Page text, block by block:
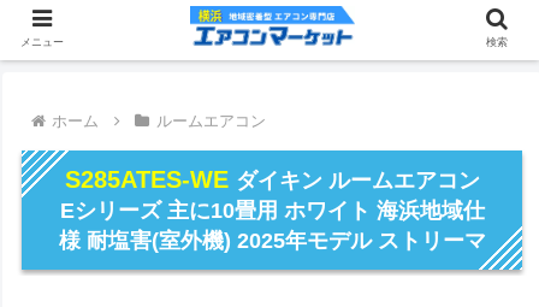
ホーム ルームエアコン
S285ATES-WE ダイキン ルームエアコン
Eシリーズ 主に10畳用 ホワイト 海浜地域仕
様 耐塩害(室外機) 2025年モデル ストリーマ
メニュー 検索